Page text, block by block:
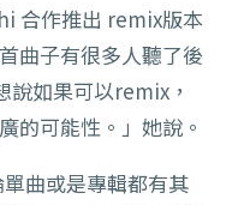
合作推出 remix版本
曲子有很多人聽了後
說如果可以remix，
的可能性。」她說。
曲或是專輯都有其